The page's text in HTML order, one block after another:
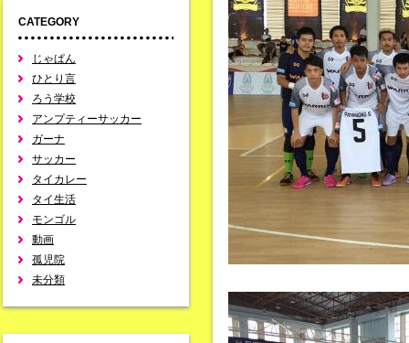
CATEGORY
じゃぱん
ひとり言
ろう学校
アンプティーサッカー
ガーナ
サッカー
タイカレー
タイ生活
モンゴル
動画
孤児院
未分類